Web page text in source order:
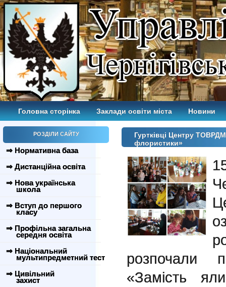
Головна сторінка Заклади освіти міста Новини
РОЗДІЛИ САЙТУ
⇒ Нормативна база
⇒ Дистанційна освіта
⇒ Нова українська
школа
⇒ Вступ до першого
класу
⇒ Профільна загальна
середня освіта
⇒ Національний
мультипредметний тест
⇒ Цивільний
захист
Гуртківці Центру
флористики»
розпочали
«Замість